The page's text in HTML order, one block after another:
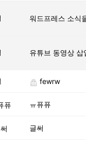
워드프레스 소식
유튜브 동영상 삽
fewrw
ㅠ퓨퓨
글써